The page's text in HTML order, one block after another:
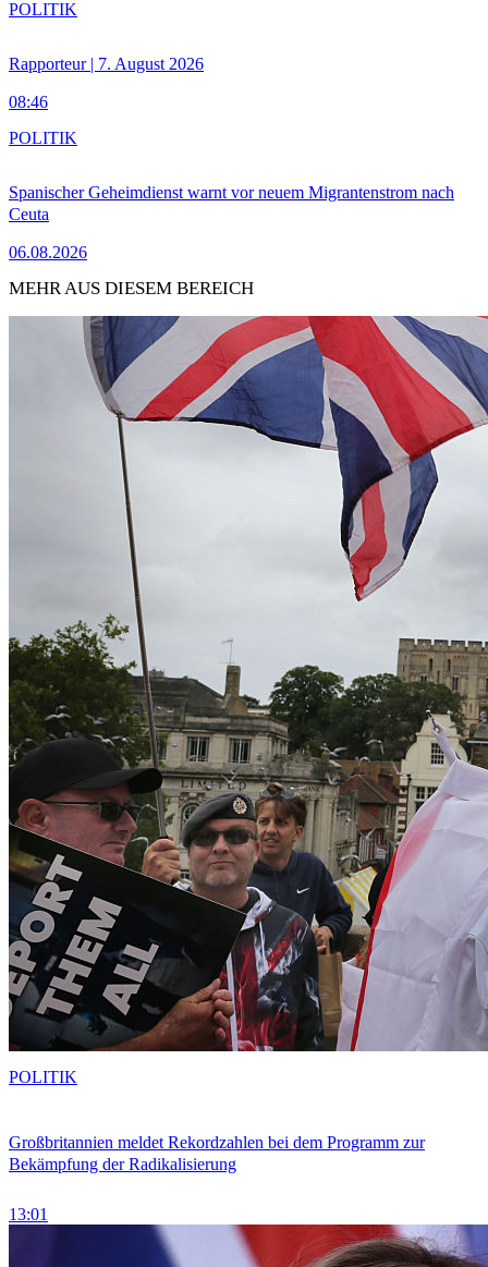
Rapporteur | 7. August 2026
08:46
POLITIK
Spanischer Geheimdienst warnt vor neuem Migrantenstrom nach
Ceuta
06.08.2026
POLITIK
MEHR AUS DIESEM BEREICH
Großbritannien meldet Rekordzahlen bei dem Programm zur
Bekämpfung der Radikalisierung
13:01
POLITIK